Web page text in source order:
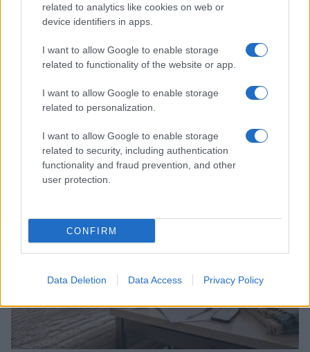
related to analytics like cookies on web or
device identifiers in apps.
I want to allow Google to enable storage
related to functionality of the website or app.
I want to allow Google to enable storage
related to personalization.
I want to allow Google to enable storage
related to security, including authentication
functionality and fraud prevention, and other
user protection.
CONFIRM
Data Deletion Data Access Privacy Policy
Integrazione scolastica: sfide e opportunità
nel contesto multiculturale italiano
La scuola italiana si trova ad affrontare nuove sfide legate
all'integrazione culturale. Scopri come le politiche educative e
Roberto Capelli · 4 Ago 2026
VEDI TUTTI →
SALUTE E BENESSERE